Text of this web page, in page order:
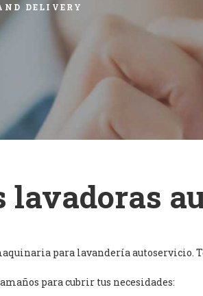
DELIVERY
lavadoras
para lavandería autoservicio.
para cubrir tus necesidades: